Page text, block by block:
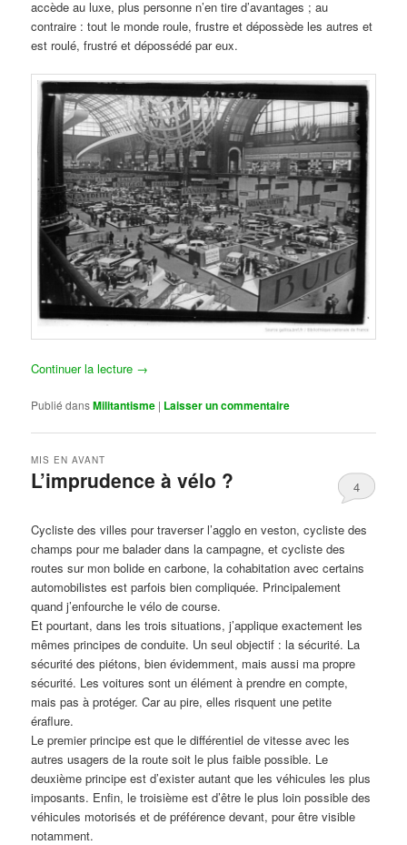
accède au luxe, plus personne n’en tire d’avantages ; au
contraire : tout le monde roule, frustre et dépossède les autres et
est roulé, frustré et dépossédé par eux.
Continuer la lecture →
Publié dansMilitantisme | Laisser un commentaire
L’imprudence à vélo ?
MIS EN AVANT
4
Cycliste des villes pour traverser l’agglo en veston, cycliste des
champs pour me balader dans la campagne, et cycliste des
routes sur mon bolide en carbone, la cohabitation avec certains
automobilistes est parfois bien compliquée. Principalement
quand j’enfourche le vélo de course.
Et pourtant, dans les trois situations, j’applique exactement les
mêmes principes de conduite. Un seul objectif : la sécurité. La
sécurité des piétons, bien évidemment, mais aussi ma propre
sécurité. Les voitures sont un élément à prendre en compte,
mais pas à protéger. Car au pire, elles risquent une petite
éraflure.
Le premier principe est que le différentiel de vitesse avec les
autres usagers de la route soit le plus faible possible. Le
deuxième principe est d’exister autant que les véhicules les plus
imposants. Enfin, le troisième est d’être le plus loin possible des
véhicules motorisés et de préférence devant, pour être visible
notamment.